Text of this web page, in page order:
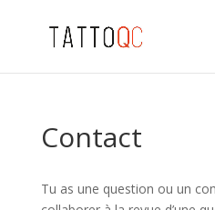
Contact
Tu as une question ou un